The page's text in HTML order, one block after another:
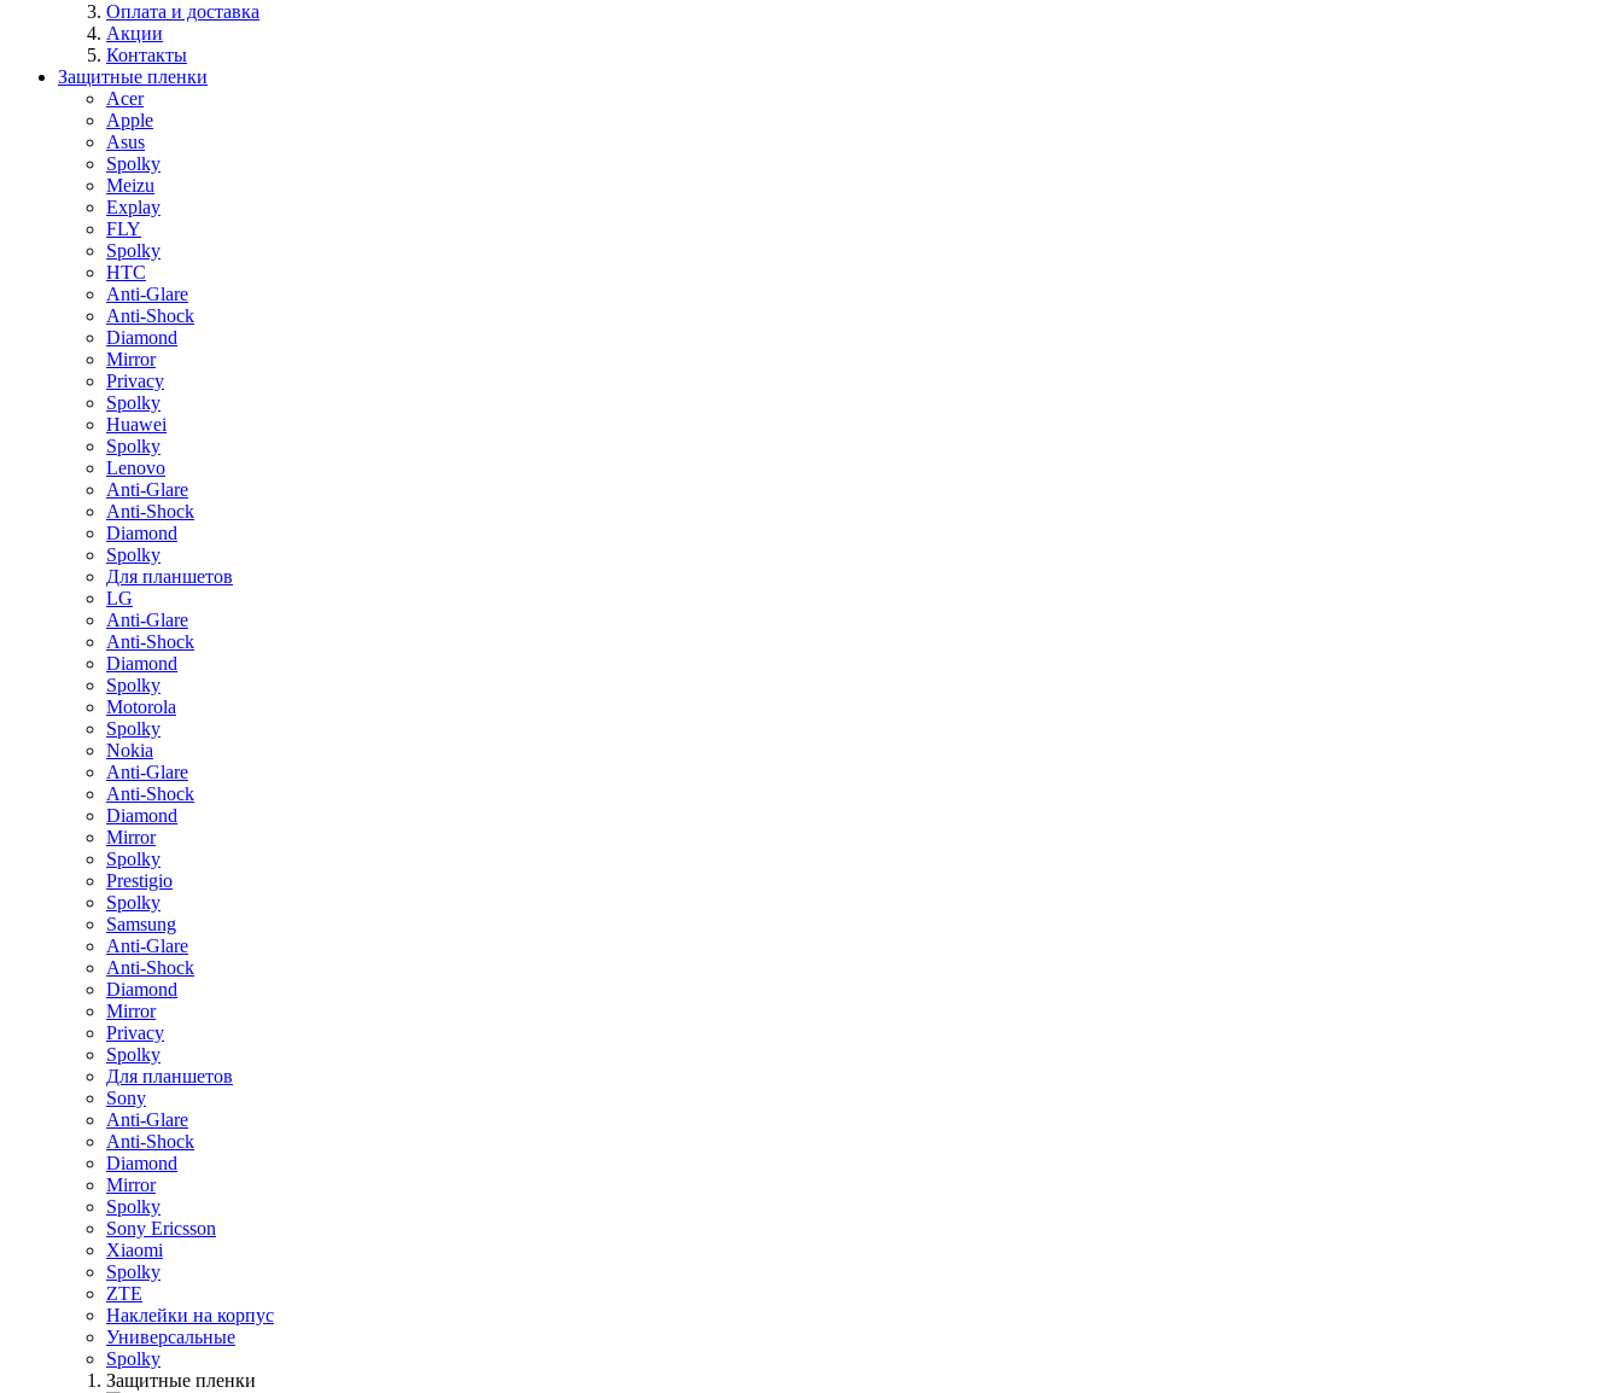
Оплата и доставка
Акции
Контакты
Защитные пленки
Acer
Apple
Asus
Spolky
Meizu
Explay
FLY
Spolky
HTC
Anti-Glare
Anti-Shock
Diamond
Mirror
Privacy
Spolky
Huawei
Spolky
Lenovo
Anti-Glare
Anti-Shock
Diamond
Spolky
Для планшетов
LG
Anti-Glare
Anti-Shock
Diamond
Spolky
Motorola
Spolky
Nokia
Anti-Glare
Anti-Shock
Diamond
Mirror
Spolky
Prestigio
Spolky
Samsung
Anti-Glare
Anti-Shock
Diamond
Mirror
Privacy
Spolky
Для планшетов
Sony
Anti-Glare
Anti-Shock
Diamond
Mirror
Spolky
Sony Ericsson
Xiaomi
Spolky
ZTE
Наклейки на корпус
Универсальные
Spolky
Защитные пленки